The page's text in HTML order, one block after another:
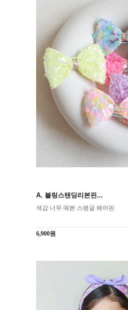
A. 블링스탠딩리본핀...
색감 너무 예쁜 스팽글 헤어핀
6,900원